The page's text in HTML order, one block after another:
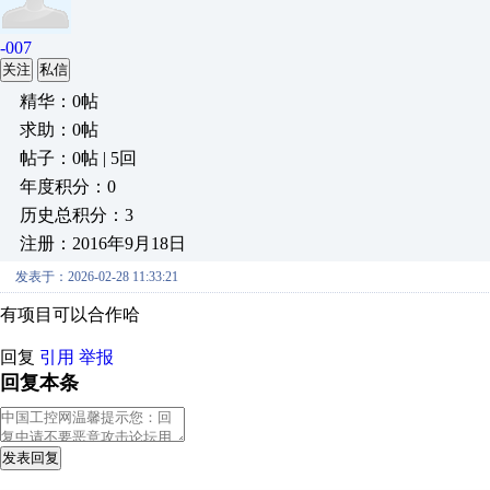
-007
关注 私信
精华：0帖
求助：0帖
帖子：0帖 | 5回
年度积分：0
历史总积分：3
注册：2016年9月18日
发表于：2026-02-28 11:33:21
有项目可以合作哈
回复 引用 举报
回复本条
发表回复